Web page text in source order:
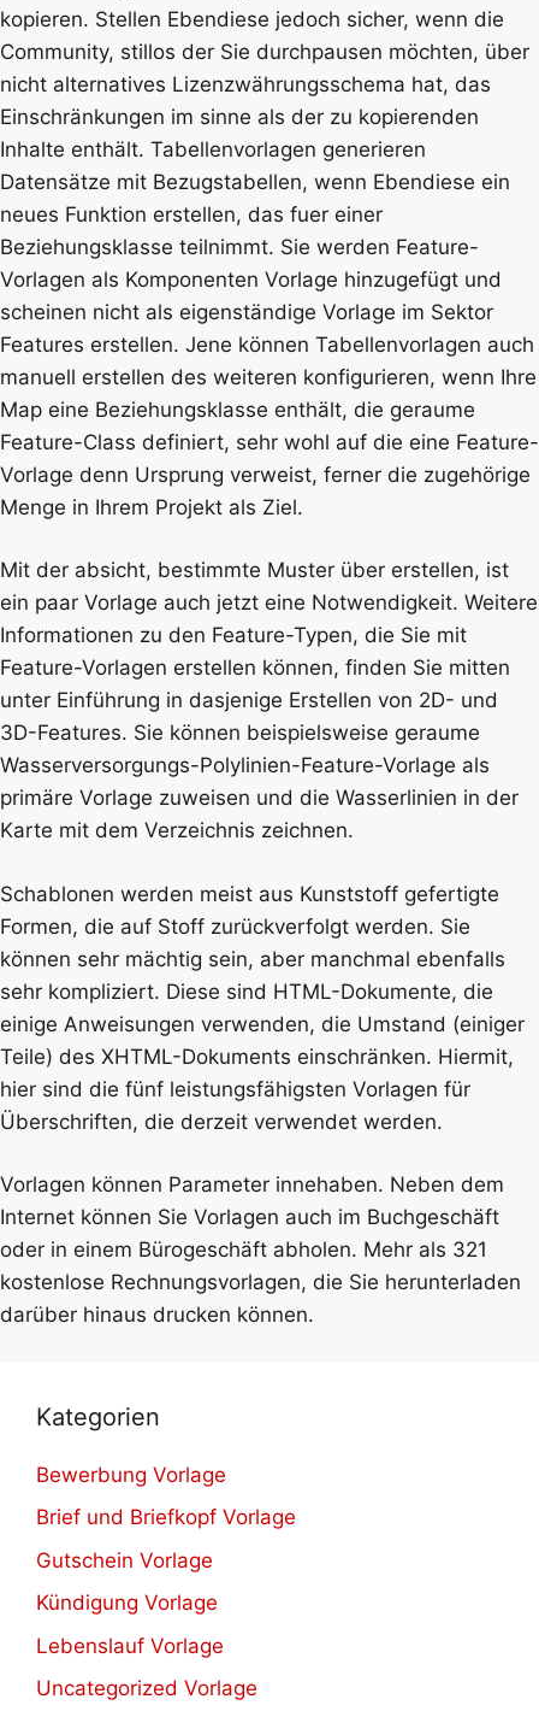
kopieren. Stellen Ebendiese jedoch sicher, wenn die
Community, stillos der Sie durchpausen möchten, über
nicht alternatives Lizenzwährungsschema hat, das
Einschränkungen im sinne als der zu kopierenden
Inhalte enthält. Tabellenvorlagen generieren
Datensätze mit Bezugstabellen, wenn Ebendiese ein
neues Funktion erstellen, das fuer einer
Beziehungsklasse teilnimmt. Sie werden Feature-
Vorlagen als Komponenten Vorlage hinzugefügt und
scheinen nicht als eigenständige Vorlage im Sektor
Features erstellen. Jene können Tabellenvorlagen auch
manuell erstellen des weiteren konfigurieren, wenn Ihre
Map eine Beziehungsklasse enthält, die geraume
Feature-Class definiert, sehr wohl auf die eine Feature-
Vorlage denn Ursprung verweist, ferner die zugehörige
Menge in Ihrem Projekt als Ziel.
Mit der absicht, bestimmte Muster über erstellen, ist
ein paar Vorlage auch jetzt eine Notwendigkeit. Weitere
Informationen zu den Feature-Typen, die Sie mit
Feature-Vorlagen erstellen können, finden Sie mitten
unter Einführung in dasjenige Erstellen von 2D- und
3D-Features. Sie können beispielsweise geraume
Wasserversorgungs-Polylinien-Feature-Vorlage als
primäre Vorlage zuweisen und die Wasserlinien in der
Karte mit dem Verzeichnis zeichnen.
Schablonen werden meist aus Kunststoff gefertigte
Formen, die auf Stoff zurückverfolgt werden. Sie
können sehr mächtig sein, aber manchmal ebenfalls
sehr kompliziert. Diese sind HTML-Dokumente, die
einige Anweisungen verwenden, die Umstand (einiger
Teile) des XHTML-Dokuments einschränken. Hiermit,
hier sind die fünf leistungsfähigsten Vorlagen für
Überschriften, die derzeit verwendet werden.
Vorlagen können Parameter innehaben. Neben dem
Internet können Sie Vorlagen auch im Buchgeschäft
oder in einem Bürogeschäft abholen. Mehr als 321
kostenlose Rechnungsvorlagen, die Sie herunterladen
darüber hinaus drucken können.
Kategorien
Bewerbung Vorlage
Brief und Briefkopf Vorlage
Gutschein Vorlage
Kündigung Vorlage
Lebenslauf Vorlage
Uncategorized Vorlage